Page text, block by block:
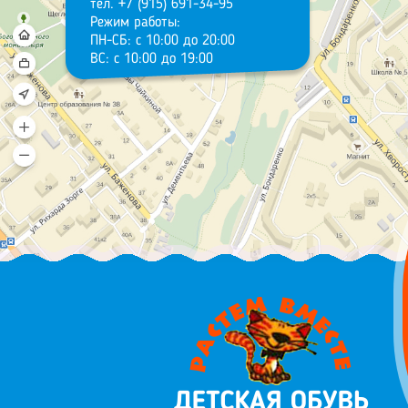
тел. +7 (915) 691-34-95
Режим работы:
ПН-СБ: с 10:00 до 20:00
ВС: с 10:00 до 19:00